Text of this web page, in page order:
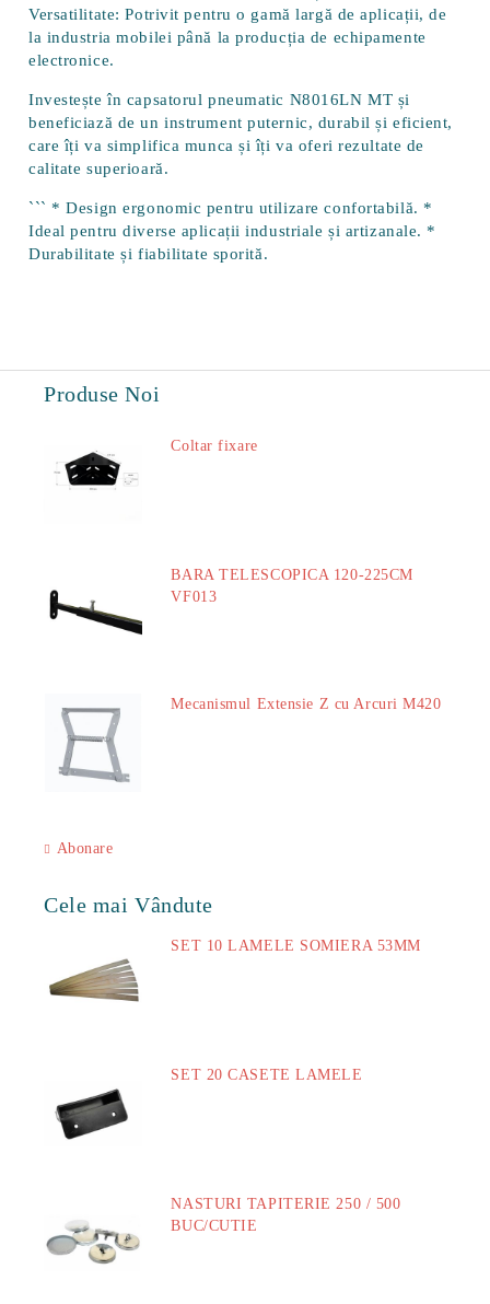
Versatilitate: Potrivit pentru o gamă largă de aplicații, de
la industria mobilei până la producția de echipamente
electronice.
Investește în capsatorul pneumatic N8016LN MT și
beneficiază de un instrument puternic, durabil și eficient,
care îți va simplifica munca și îți va oferi rezultate de
calitate superioară.
``` * Design ergonomic pentru utilizare confortabilă. *
Ideal pentru diverse aplicații industriale și artizanale. *
Durabilitate și fiabilitate sporită.
Produse Noi
Coltar fixare
BARA TELESCOPICA 120-225CM
VF013
Mecanismul Extensie Z cu Arcuri M420
Abonare
Cele mai Vândute
SET 10 LAMELE SOMIERA 53MM
SET 20 CASETE LAMELE
NASTURI TAPITERIE 250 / 500
BUC/CUTIE